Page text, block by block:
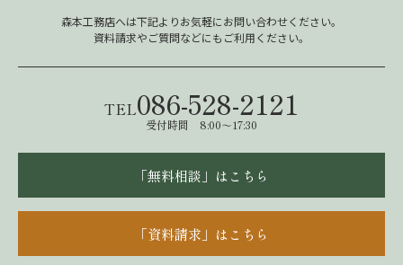
森本工務店へは下記よりお気軽にお問い合わせください。
資料請求やご質問などにもご利用ください。
TEL086-528-2121
受付時間 8:00～17:30
「無料相談」はこちら
「資料請求」はこちら